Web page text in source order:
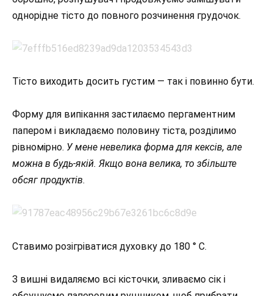
однорідне тісто до повного розчинення грудочок.
Тісто виходить досить густим — так і повинно бути.
Форму для випікання застилаємо пергаментним
папером і викладаємо половину тіста, розділимо
рівномірно. У мене невелика форма для кексів, але
можна в будь-якій. Якщо вона велика, то збільште
обсяг продуктів.
Ставимо розігріватися духовку до 180 ° C.
З вишні видаляємо всі кісточки, зливаємо сік і